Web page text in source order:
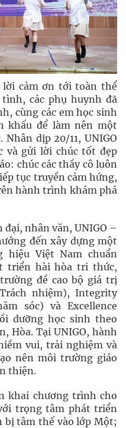
cảm ơn tới toàn thể
các phụ huynh đã
cùng các em học sinh
khấu để làm nên một
Nhân dịp 20/11, UNIGO
và gửi lời chúc tốt đẹp
chúc các thầy cô luôn
tục truyền cảm hứng,
hành trình khám phá
nhân văn, UNIGO –
đến xây dựng một
hiệu Việt Nam chuẩn
triển hài hòa tri thức,
đề cao bộ giá trị
nhiệm), Integrity
sóc) và Excellence
dưỡng học sinh theo
Hòa. Tại UNIGO, hành
vui, trải nghiệm và
nên môi trường giáo
thiện.
khai chương trình cho
trọng tâm phát triển
bị tâm thế vào lớp Một;